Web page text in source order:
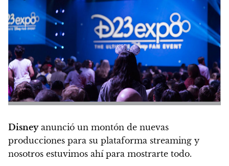
Disneyanunció un montón de nuevas
producciones para su plataforma streaming y
nosotros estuvimos ahí para mostrarte todo.